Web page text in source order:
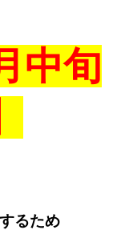
中旬
るため